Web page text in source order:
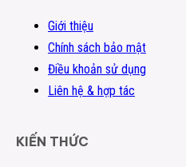
Giới thiệu
Chính sách bảo mật
Điều khoản sử dụng
Liên hệ & hợp tác
KIẾN THỨC